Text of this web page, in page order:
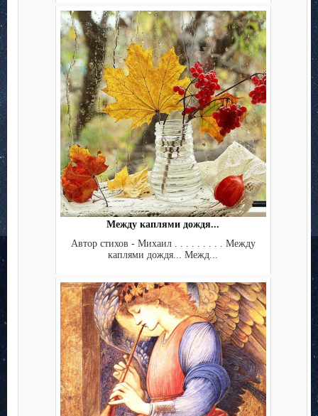
Между каплями дождя...
Автор стихов - Михаил . . . . . . . . . Между
каплями дождя... Межд...